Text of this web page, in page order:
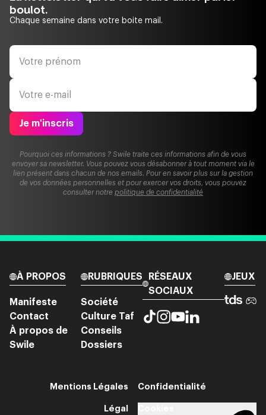
boulot.
Chaque semaine dans votre boite mail.
Je m'inscris
Pourquoi ces informations ? Swile traite ces informations afin de vous
envoyer sa newsletter. Vous pouvez vous désabonner à tout moment via le
lien présent dans chacun de nos emails. Pour en savoir plus sur la gestion
de vos données personnelles et pour exercer vos droits, vous pouvez
consulter notre politique de confidentialité
À PROPOS
Manifeste
Contact
À propos de
Swile
RUBRIQUES
Société
Culture Taf
Conseils
Dossiers
RÉSEAUX
SOCIAUX
JEUX
Mentions Légales Confidentialité
Légal